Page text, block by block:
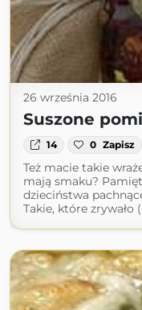
26 września 2016
Suszone
14 0 Zapisz
Też macie takie
mają smaku?
dzieciństwa
Takie, które zrywało